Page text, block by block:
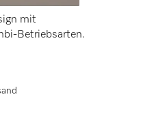
mit
Betriebsarten.